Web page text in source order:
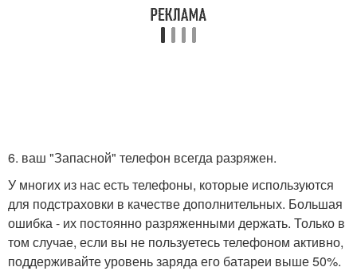
6. ваш "Запасной" телефон всегда разряжен.
У многих из нас есть телефоны, которые используются
для подстраховки в качестве дополнительных. Большая
ошибка - их постоянно разряженными держать. Только в
том случае, если вы не пользуетесь телефоном активно,
поддерживайте уровень заряда его батареи выше 50%.